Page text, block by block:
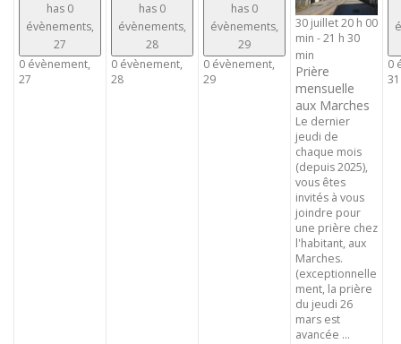
has 0
évènements,
27
0 évènement,
27
has 0
évènements,
28
0 évènement,
28
has 0
évènements,
29
0 évènement,
29
30 juillet 20 h 00
min -21 h 30
min
Prière
mensuelle
aux Marches
Le dernier
jeudi de
chaque mois
(depuis 2025),
vous êtes
invités à vous
joindre pour
une prière chez
l'habitant, aux
Marches.
(exceptionnelle
ment, la prière
du jeudi 26
mars est
avancée ...
0
31